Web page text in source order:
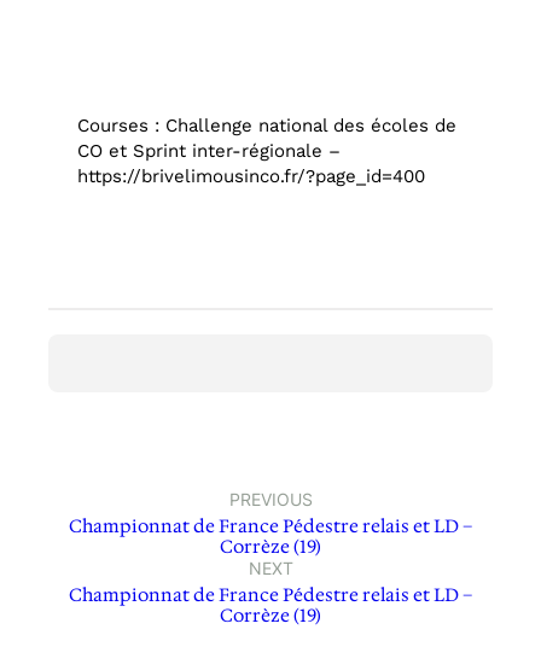
Courses : Challenge national des écoles de
CO et Sprint inter-régionale –
https://brivelimousinco.fr/?page_id=400
PREVIOUS
Championnat de France Pédestre relais et LD –
Corrèze (19)
NEXT
Championnat de France Pédestre relais et LD –
Corrèze (19)